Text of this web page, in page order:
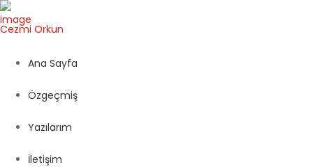
Cezmi Orkun
Ana Sayfa
Özgeçmiş
Yazılarım
İletişim